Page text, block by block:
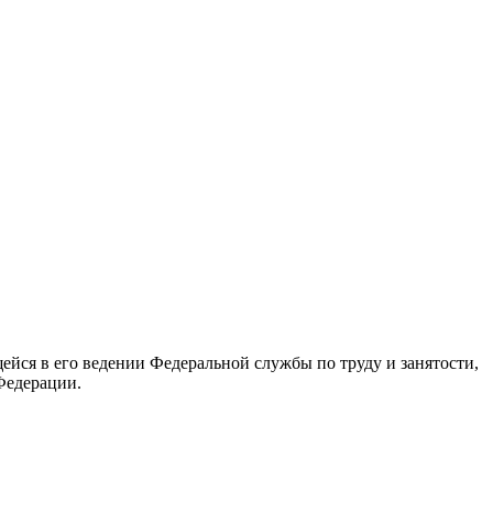
в его ведении Федеральной службы по труду и занятости,